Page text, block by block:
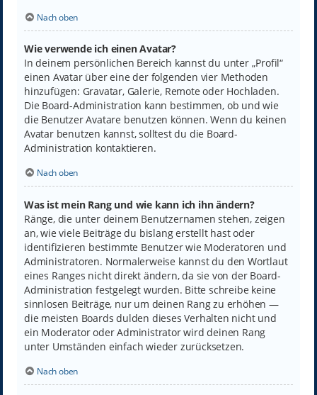
Nach oben
Wie verwende ich einen Avatar?
In deinem persönlichen Bereich kannst du unter „Profil“
einen Avatar über eine der folgenden vier Methoden
hinzufügen: Gravatar, Galerie, Remote oder Hochladen.
Die Board-Administration kann bestimmen, ob und wie
die Benutzer Avatare benutzen können. Wenn du keinen
Avatar benutzen kannst, solltest du die Board-
Administration kontaktieren.
Nach oben
Was ist mein Rang und wie kann ich ihn ändern?
Ränge, die unter deinem Benutzernamen stehen, zeigen
an, wie viele Beiträge du bislang erstellt hast oder
identifizieren bestimmte Benutzer wie Moderatoren und
Administratoren. Normalerweise kannst du den Wortlaut
eines Ranges nicht direkt ändern, da sie von der Board-
Administration festgelegt wurden. Bitte schreibe keine
sinnlosen Beiträge, nur um deinen Rang zu erhöhen —
die meisten Boards dulden dieses Verhalten nicht und
ein Moderator oder Administrator wird deinen Rang
unter Umständen einfach wieder zurücksetzen.
Nach oben